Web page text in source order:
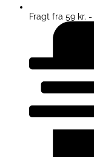
Fragt fra 59 kr.